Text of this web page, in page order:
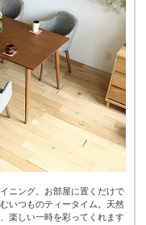
ニング。お部屋に置くだけで
いつものティータイム。天然
楽しい一時を彩ってくれます